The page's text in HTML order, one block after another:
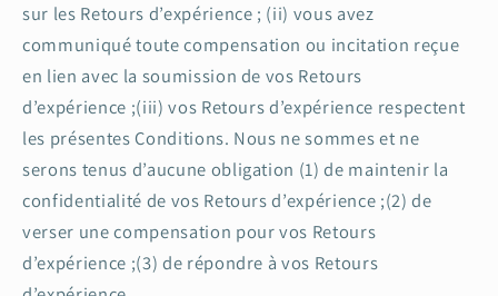
sur les Retours d’expérience ; (ii) vous avez
communiqué toute compensation ou incitation reçue
en lien avec la soumission de vos Retours
d’expérience ;(iii) vos Retours d’expérience respectent
les présentes Conditions. Nous ne sommes et ne
serons tenus d’aucune obligation (1) de maintenir la
confidentialité de vos Retours d’expérience ;(2) de
verser une compensation pour vos Retours
d’expérience ;(3) de répondre à vos Retours